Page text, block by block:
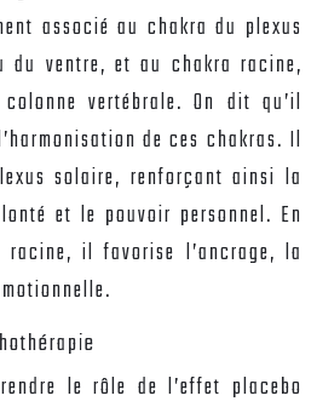
associé au chakra du plexus
du ventre, et au chakra racine,
vertébrale. On dit qu’il
de ces chakras. Il
solaire, renforçant ainsi la
et le pouvoir personnel. En
il favorise l’ancrage, la
le rôle de l’effet placebo